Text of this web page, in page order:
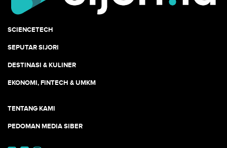
SCIENCETECH
SEPUTAR SIJORI
DESTINASI & KULINER
EKONOMI, FINTECH & UMKM
TENTANG KAMI
PEDOMAN MEDIA SIBER